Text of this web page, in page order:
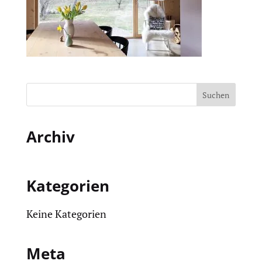
Archiv
Kategorien
Keine Kategorien
Meta